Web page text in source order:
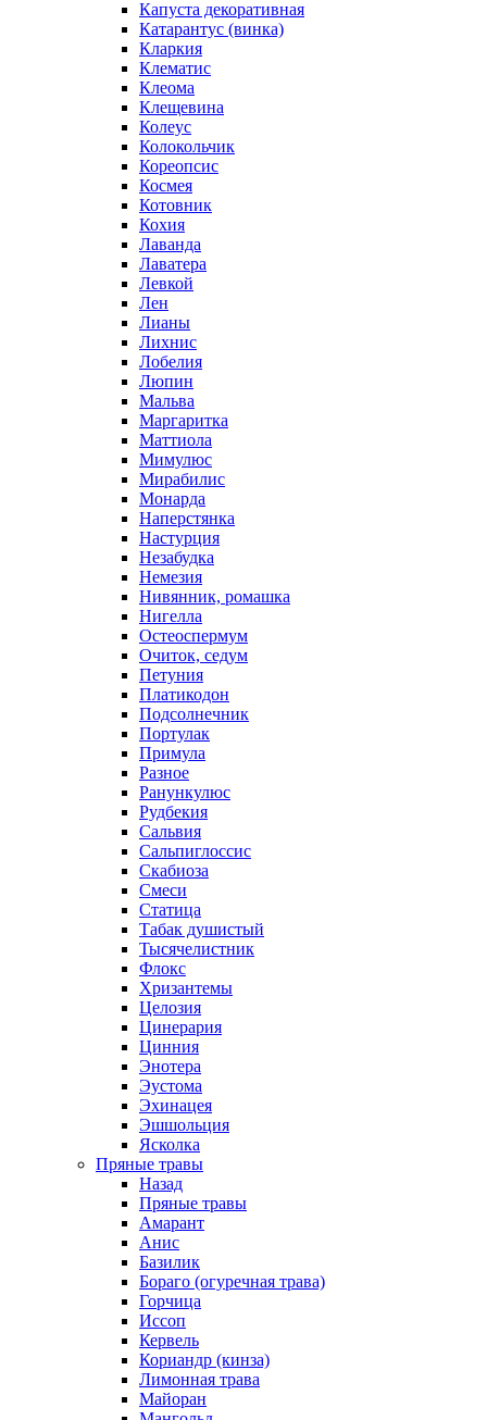
Капуста декоративная
Катарантус (винка)
Кларкия
Клематис
Клеома
Клещевина
Колеус
Колокольчик
Кореопсис
Космея
Котовник
Кохия
Лаванда
Лаватера
Левкой
Лен
Лианы
Лихнис
Лобелия
Люпин
Мальва
Маргаритка
Маттиола
Мимулюс
Мирабилис
Монарда
Наперстянка
Настурция
Незабудка
Немезия
Нивянник, ромашка
Нигелла
Остеоспермум
Очиток, седум
Петуния
Платикодон
Подсолнечник
Портулак
Примула
Разное
Ранункулюс
Рудбекия
Сальвия
Сальпиглоссис
Скабиоза
Смеси
Статица
Табак душистый
Тысячелистник
Флокс
Хризантемы
Целозия
Цинерария
Цинния
Энотера
Эустома
Эхинацея
Эшшольция
Ясколка
Пряные травы
Назад
Пряные травы
Амарант
Анис
Базилик
Бораго (огуречная трава)
Горчица
Иссоп
Кервель
Кориандр (кинза)
Лимонная трава
Майоран